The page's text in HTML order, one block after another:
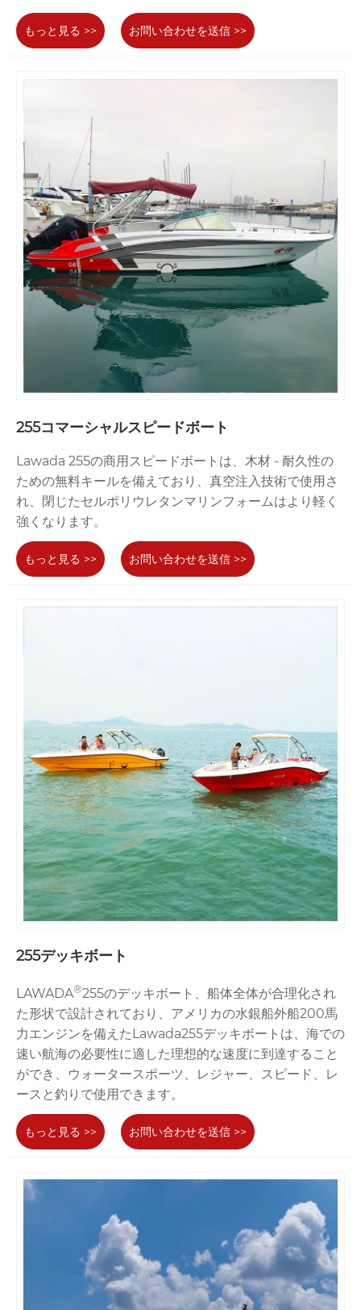
もっと見る >> お問い合わせを送信 >>
255コマーシャルスピードボート
Lawada 255の商用スピードボートは、木材 - 耐久性の
ための無料キールを備えており、真空注入技術で使用さ
れ、閉じたセルポリウレタンマリンフォームはより軽く
強くなります。
もっと見る >> お問い合わせを送信 >>
255デッキボート
LAWADA®255のデッキボート、船体全体が合理化され
た形状で設計されており、アメリカの水銀船外船200馬
力エンジンを備えたLawada255デッキボートは、海での
速い航海の必要性に適した理想的な速度に到達すること
ができ、ウォータースポーツ、レジャー、スピード、レ
ースと釣りで使用できます。
もっと見る >> お問い合わせを送信 >>